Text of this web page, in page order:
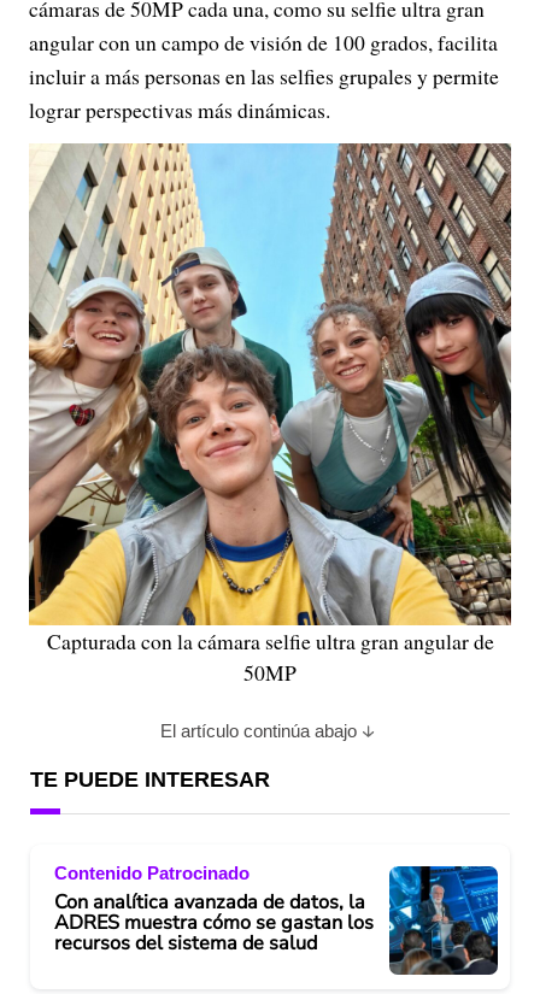
cámaras de 50MP cada una, como su selfie ultra gran
angular con un campo de visión de 100 grados, facilita
incluir a más personas en las selfies grupales y permite
lograr perspectivas más dinámicas.
Capturada con la cámara selfie ultra gran angular de
50MP
El artículo continúa abajo
TE PUEDE INTERESAR
Contenido Patrocinado
Con analítica avanzada de datos, la
ADRES muestra cómo se gastan los
recursos del sistema de salud